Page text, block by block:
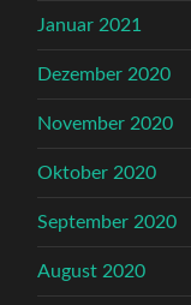
Januar 2021
Dezember 2020
November 2020
Oktober 2020
September 2020
August 2020